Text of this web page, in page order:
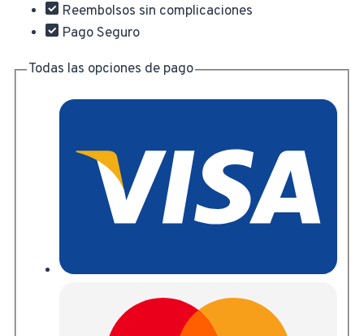
Reembolsos sin complicaciones
Pago Seguro
Todas las opciones de pago